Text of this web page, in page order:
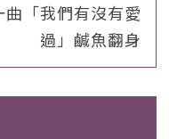
「我們有沒有愛
過」鹹魚翻身